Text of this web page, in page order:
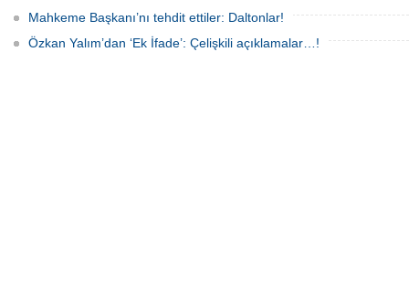
Mahkeme Başkanı’nı tehdit ettiler: Daltonlar!
Özkan Yalım’dan ‘Ek İfade’: Çelişkili açıklamalar…!